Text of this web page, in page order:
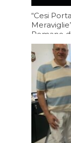
“Cesi
Romano
Oggi 15:20